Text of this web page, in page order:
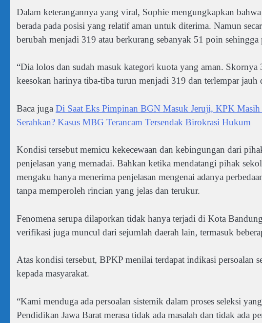
Dalam keterangannya yang viral, Sophie mengungkapkan
berada pada posisi yang relatif aman untuk diterima. Namun
berubah menjadi 319 atau berkurang sebanyak 51 poin
“Dia lolos dan sudah masuk kategori kuota yang aman.
keesokan harinya tiba-tiba turun menjadi 319 dan terlempar
Baca juga Di Saat Eks Pimpinan BGN Masuk Jeruji, KPK
Serahkan? Kasus MBG Terancam Tersendak Birokrasi Hukum
Kondisi tersebut memicu kekecewaan dan kebingungan dari
penjelasan yang memadai. Bahkan ketika mendatangi pihak
mengaku hanya menerima penjelasan mengenai adanya
tanpa memperoleh rincian yang jelas dan terukur.
Fenomena serupa dilaporkan tidak hanya terjadi di Kota
verifikasi juga muncul dari sejumlah daerah lain, termasuk
Atas kondisi tersebut, BPKP menilai terdapat indikasi persoalan
kepada masyarakat.
“Kami menduga ada persoalan sistemik dalam proses seleksi
Pendidikan Jawa Barat merasa tidak ada masalah dan tidak ada